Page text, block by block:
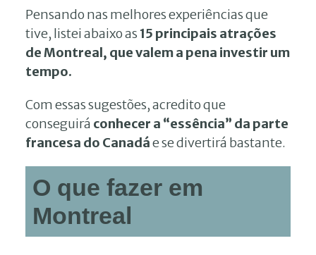
Pensando nas melhores experiências que
tive, listei abaixo as15 principais atrações
de Montreal, que valem a pena investir um
tempo.
Com essas sugestões, acredito que
conseguirá conhecer a “essência” da parte
francesa do Canadáe se divertirá bastante.
O que fazer em
Montreal